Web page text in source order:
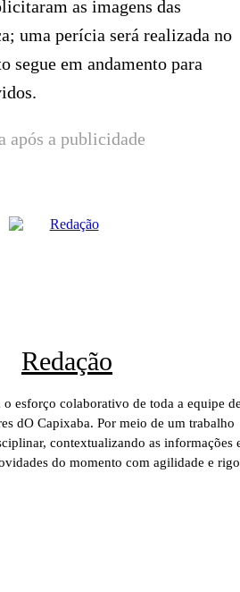
as imagens das
uma perícia será realizada no
segue em andamento para
após a publicidade
Redação
o esforço colaborativo de toda a equipe
dO Capixaba. Por meio de um trabalho
contextualizando as informações
do momento com agilidade e